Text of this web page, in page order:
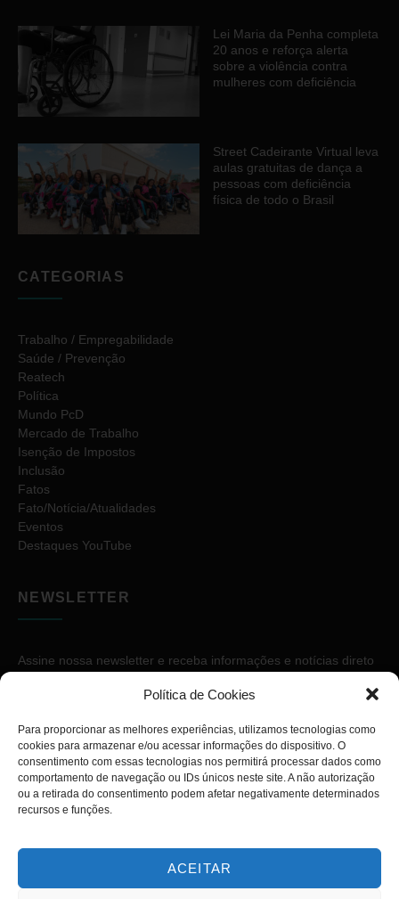
Política de Cookies
Para proporcionar as melhores experiências, utilizamos tecnologias como
cookies para armazenar e/ou acessar informações do dispositivo. O
consentimento com essas tecnologias nos permitirá processar dados como
comportamento de navegação ou IDs únicos neste site. A não autorização
ou a retirada do consentimento podem afetar negativamente determinados
recursos e funções.
ACEITAR
Lei Maria da Penha completa
20 anos e reforça alerta
sobre a violência contra
mulheres com deficiência
Street Cadeirante Virtual leva
aulas gratuitas de dança a
pessoas com deficiência
física de todo o Brasil
CATEGORIAS
Trabalho / Empregabilidade
Saúde / Prevenção
Reatech
Política
Mundo PcD
Mercado de Trabalho
Isenção de Impostos
Inclusão
Fatos
Fato/Notícia/Atualidades
Eventos
Destaques YouTube
NEWSLETTER
Assine nossa newsletter e receba informações e notícias direto